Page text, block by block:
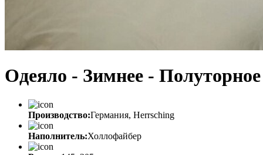
Одеяло - Зимнее - Полуторное
Производство:Германия, Herrsching
Наполнитель:Холлофайбер